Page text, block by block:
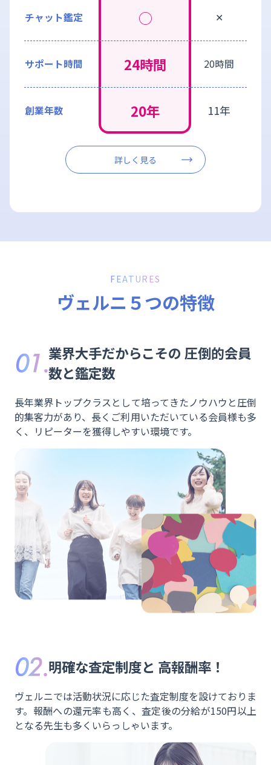
menu
チャット鑑定 ◯ ✕
サポート時間 24時間 20時間
創業年数 20年 11年
詳しく見る
FEATURES
ヴェルニ５つの特徴
業界大手だからこその 圧倒的会員
数と鑑定数
長年業界トップクラスとして培ってきたノウハウと圧倒
的集客力があり、長くご利用いただいている会員様も多
く、リピーターを獲得しやすい環境です。
明確な査定制度と 高報酬率！
ヴェルニでは活動状況に応じた査定制度を設けておりま
す。報酬への還元率も高く、査定後の分給が150円以上
となる先生も多くいらっしゃいます。